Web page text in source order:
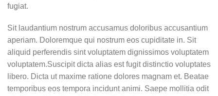
fugiat.
Sit laudantium nostrum accusamus doloribus accusantium
aperiam. Doloremque qui nostrum eos cupiditate in. Sit
aliquid perferendis sint voluptatem dignissimos voluptatem
voluptatem.Suscipit dicta alias est fugit distinctio voluptates
libero. Dicta ut maxime ratione dolores magnam et. Beatae
temporibus eos tempora incidunt animi. Saepe mollitia odit